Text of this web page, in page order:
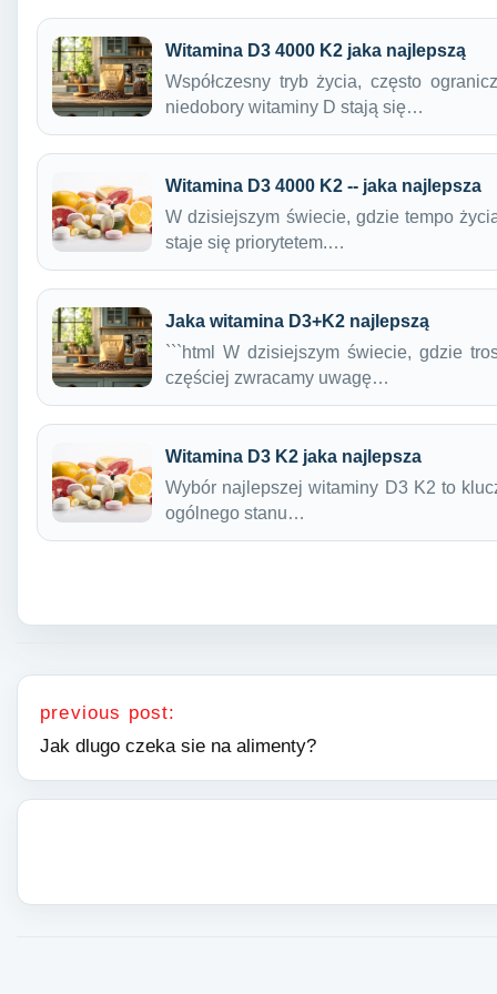
Witamina D3 4000 K2 jaka najlepszą
Współczesny tryb życia, często
niedobory witaminy D stają się…
Witamina D3 4000 K2 -- jaka najlepsza
W dzisiejszym świecie, gdzie tempo
staje się priorytetem.…
Jaka witamina D3+K2 najlepszą
```html W dzisiejszym świecie, gdzie
częściej zwracamy uwagę…
Witamina D3 K2 jaka najlepsza
Wybór najlepszej witaminy D3 K2 to
ogólnego stanu…
Nawigacja wpisu
previous post:
Jak dlugo czeka sie na alimenty?